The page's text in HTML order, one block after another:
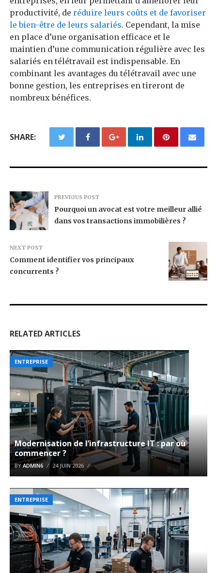
productivité, de réduire leurs coûts et de favoriser
le bien-être de leurs salariés. Cependant, la mise
en place d’une organisation efficace et le
maintien d’une communication régulière avec les
salariés en télétravail est indispensable. En
combinant les avantages du télétravail avec une
bonne gestion, les entreprises en tireront de
nombreux bénéfices.
SHARE:
PREVIOUS POST
Pourquoi un avocat est votre meilleur allié
dans vos transactions immobilières ?
NEXT POST
Comment identifier vos principaux
concurrents ?
RELATED ARTICLES
ENTREPRISE
Modernisation de l’infrastructure IT : par où
commencer ?
BYADMIN6 24 JUIN 2026
ENTREPRISE